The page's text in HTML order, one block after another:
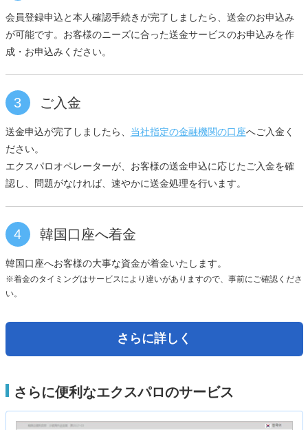
会員登録申込と本人確認手続きが完了しましたら、送金のお申込み
が可能です。お客様のニーズに合った送金サービスのお申込みを作
成・お申込みください。
3 ご入金
送金申込が完了しましたら、 当社指定の金融機関の口座へご入金く
ださい。
エクスパロオペレーターが、お客様の送金申込に応じたご入金を確
認し、問題がなければ、速やかに送金処理を行います。
4 韓国口座へ着金
韓国口座へお客様の大事な資金が着金いたします。
※着金のタイミングはサービスにより違いがありますので、事前にご確認くださ
い。
さらに詳しく
さらに便利なエクスパロのサービス